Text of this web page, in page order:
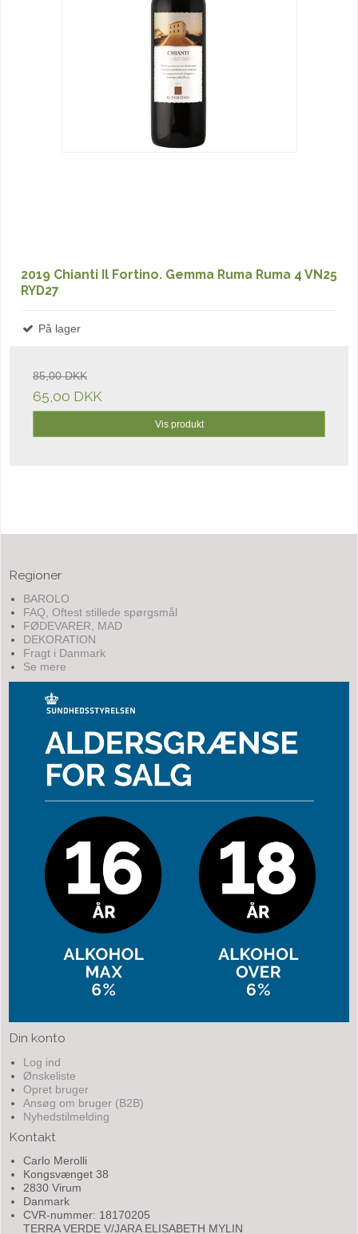
2019 Chianti Il Fortino. Gemma Ruma Ruma 4 VN25
RYD27
På lager
85,00 DKK
65,00 DKK
Vis produkt
Regioner
BAROLO
FAQ, Oftest stillede spørgsmål
FØDEVARER, MAD
DEKORATION
Fragt i Danmark
Se mere
Din konto
Log ind
Ønskeliste
Opret bruger
Ansøg om bruger (B2B)
Nyhedstilmelding
Kontakt
Carlo Merolli
Kongsvænget 38
2830 Virum
Danmark
CVR-nummer: 18170205
TERRA VERDE V/JARA ELISABETH MYLIN